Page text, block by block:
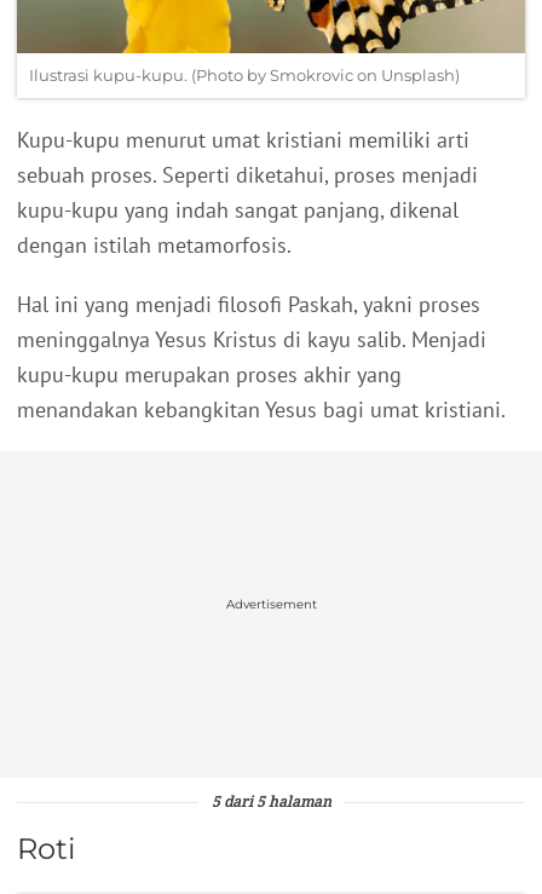
Ilustrasi kupu-kupu. (Photo by Smokrovic on Unsplash)
Kupu-kupu menurut umat kristiani memiliki arti
sebuah proses. Seperti diketahui, proses menjadi
kupu-kupu yang indah sangat panjang, dikenal
dengan istilah metamorfosis.
Hal ini yang menjadi filosofi Paskah, yakni proses
meninggalnya Yesus Kristus di kayu salib. Menjadi
kupu-kupu merupakan proses akhir yang
menandakan kebangkitan Yesus bagi umat kristiani.
Advertisement
5 dari 5 halaman
Roti